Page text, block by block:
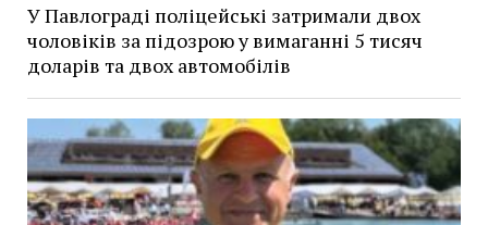
У Павлограді поліцейські затримали двох
чоловіків за підозрою у вимаганні 5 тисяч
доларів та двох автомобілів